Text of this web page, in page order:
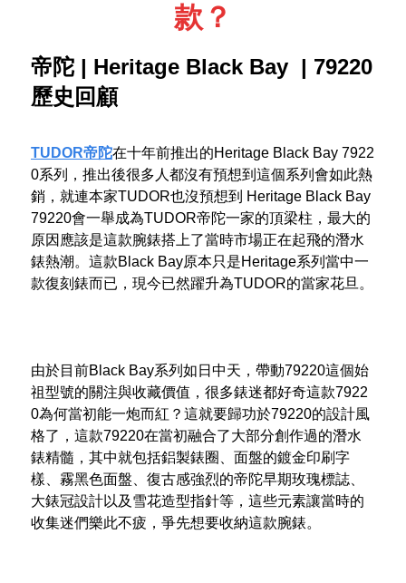
款？
帝陀 | Heritage Black Bay | 79220
歷史回顧
TUDOR帝陀在十年前推出的Heritage Black Bay 7922
0系列，推出後很多人都沒有預想到這個系列會如此熱
銷，就連本家TUDOR也沒預想到 Heritage Black Bay
79220會一舉成為TUDOR帝陀一家的頂梁柱，最大的
原因應該是這款腕錶搭上了當時市場正在起飛的潛水
錶熱潮。這款Black Bay原本只是Heritage系列當中一
款復刻錶而已，現今已然躍升為TUDOR的當家花旦。
由於目前Black Bay系列如日中天，帶動79220這個始
祖型號的關注與收藏價值，很多錶迷都好奇這款7922
0為何當初能一炮而紅？這就要歸功於79220的設計風
格了，這款79220在當初融合了大部分創作過的潛水
錶精髓，其中就包括鋁製錶圈、面盤的鍍金印刷字
樣、霧黑色面盤、復古感強烈的帝陀早期玫瑰標誌、
大錶冠設計以及雪花造型指針等，這些元素讓當時的
收集迷們樂此不疲，爭先想要收納這款腕錶。